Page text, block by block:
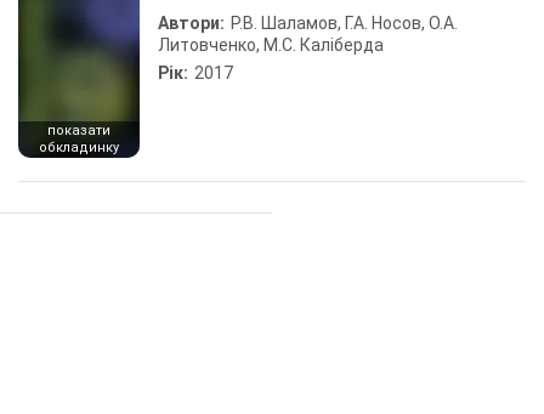
показати
обкладинку
Автори: Р.В. Шаламов, Г.А. Носов, О.А.
Литовченко, М.С. Каліберда
Рік: 2017